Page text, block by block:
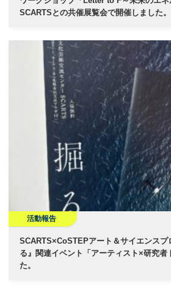
SCARTSとの共催展覧会で開催しました。
活動報告
SCARTS×CoSTEPアート＆サイエンスプ
る』関連イベント「アーティスト×研究者
た。